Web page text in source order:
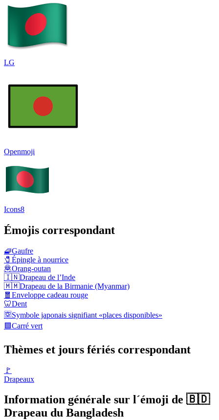
LG
Openmoji
Icons8
Émojis correspondant
🧇Gaufre
🧷 Épingle à nourrice
🦧Orang-outan
🇮🇳Drapeau de l’Inde
🇲🇲Drapeau de la Birmanie (Myanmar)
🧧 Enveloppe cadeau rouge
🦷Dent
🈳Symbole japonais signifiant «places disponibles»
🟩Carré vert
Thèmes et jours fériés correspondant
🚩
Drapeaux
Information générale sur l´émoji de 🇧🇩
Drapeau du Bangladesh